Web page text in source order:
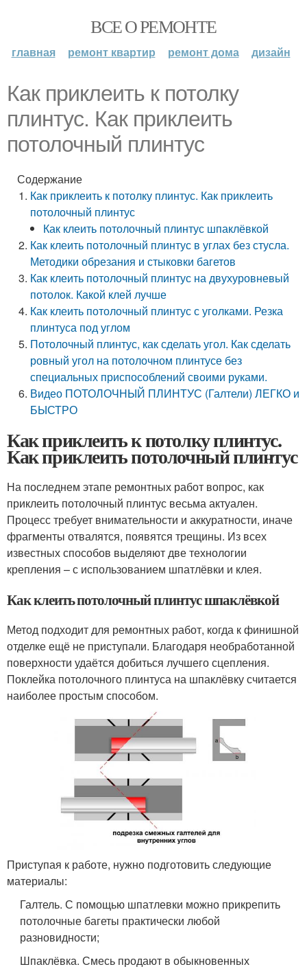
ВСЕ О РЕМОНТЕ
главная ремонт квартир ремонт дома дизайн
Как приклеить к потолку
плинтус. Как приклеить
потолочный плинтус
Содержание
Как приклеить к потолку плинтус. Как приклеить
потолочный плинтус
Как клеить потолочный плинтус шпаклёвкой
Как клеить потолочный плинтус в углах без стусла.
Методики обрезания и стыковки багетов
Как клеить потолочный плинтус на двухуровневый
потолок. Какой клей лучше
Как клеить потолочный плинтус с уголками. Резка
плинтуса под углом
Потолочный плинтус, как сделать угол. Как сделать
ровный угол на потолочном плинтусе без
специальных приспособлений своими руками.
Видео ПОТОЛОЧНЫЙ ПЛИНТУС (Галтели) ЛЕГКО и
БЫСТРО
Как приклеить к потолку плинтус.
Как приклеить потолочный плинтус
На последнем этапе ремонтных работ вопрос, как
приклеить потолочный плинтус весьма актуален.
Процесс требует внимательности и аккуратности, иначе
фрагменты отвалятся, появятся трещины. Из всех
известных способов выделяют две технологии
крепления – с использованием шпатлёвки и клея.
Как клеить потолочный плинтус шпаклёвкой
Метод подходит для ремонтных работ, когда к финишной
отделке ещё не приступали. Благодаря необработанной
поверхности удаётся добиться лучшего сцепления.
Поклейка потолочного плинтуса на шпаклёвку считается
наиболее простым способом.
Приступая к работе, нужно подготовить следующие
материалы:
Галтель. С помощью шпатлевки можно прикрепить
потолочные багеты практически любой
разновидности;
Шпаклёвка. Смесь продают в обыкновенных